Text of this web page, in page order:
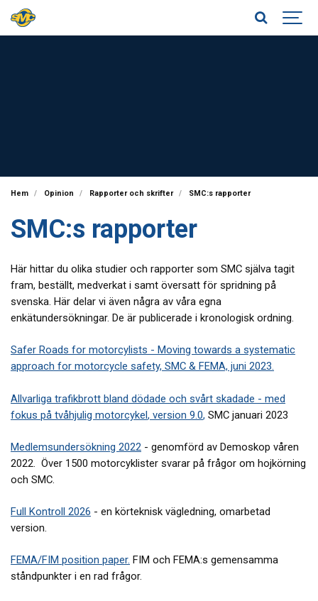
Hem Opinion Rapporter och skrifter SMC:s rapporter
SMC:s rapporter
Här hittar du olika studier och rapporter som SMC själva tagit
fram, beställt, medverkat i samt översatt för spridning på
svenska. Här delar vi även några av våra egna
enkätundersökningar. De är publicerade i kronologisk ordning.
Safer Roads for motorcylists - Moving towards a systematic
approach for motorcycle safety, SMC & FEMA, juni 2023.
Allvarliga trafikbrott bland dödade och svårt skadade - med
fokus på tvåhjulig motorcykel, version 9.0, SMC januari 2023
Medlemsundersökning 2022 - genomförd av Demoskop våren
2022. Över 1500 motorcyklister svarar på frågor om hojkörning
och SMC.
Full Kontroll 2026 - en körteknisk vägledning, omarbetad
version.
FEMA/FIM position paper. FIM och FEMA:s gemensamma
ståndpunkter i en rad frågor.